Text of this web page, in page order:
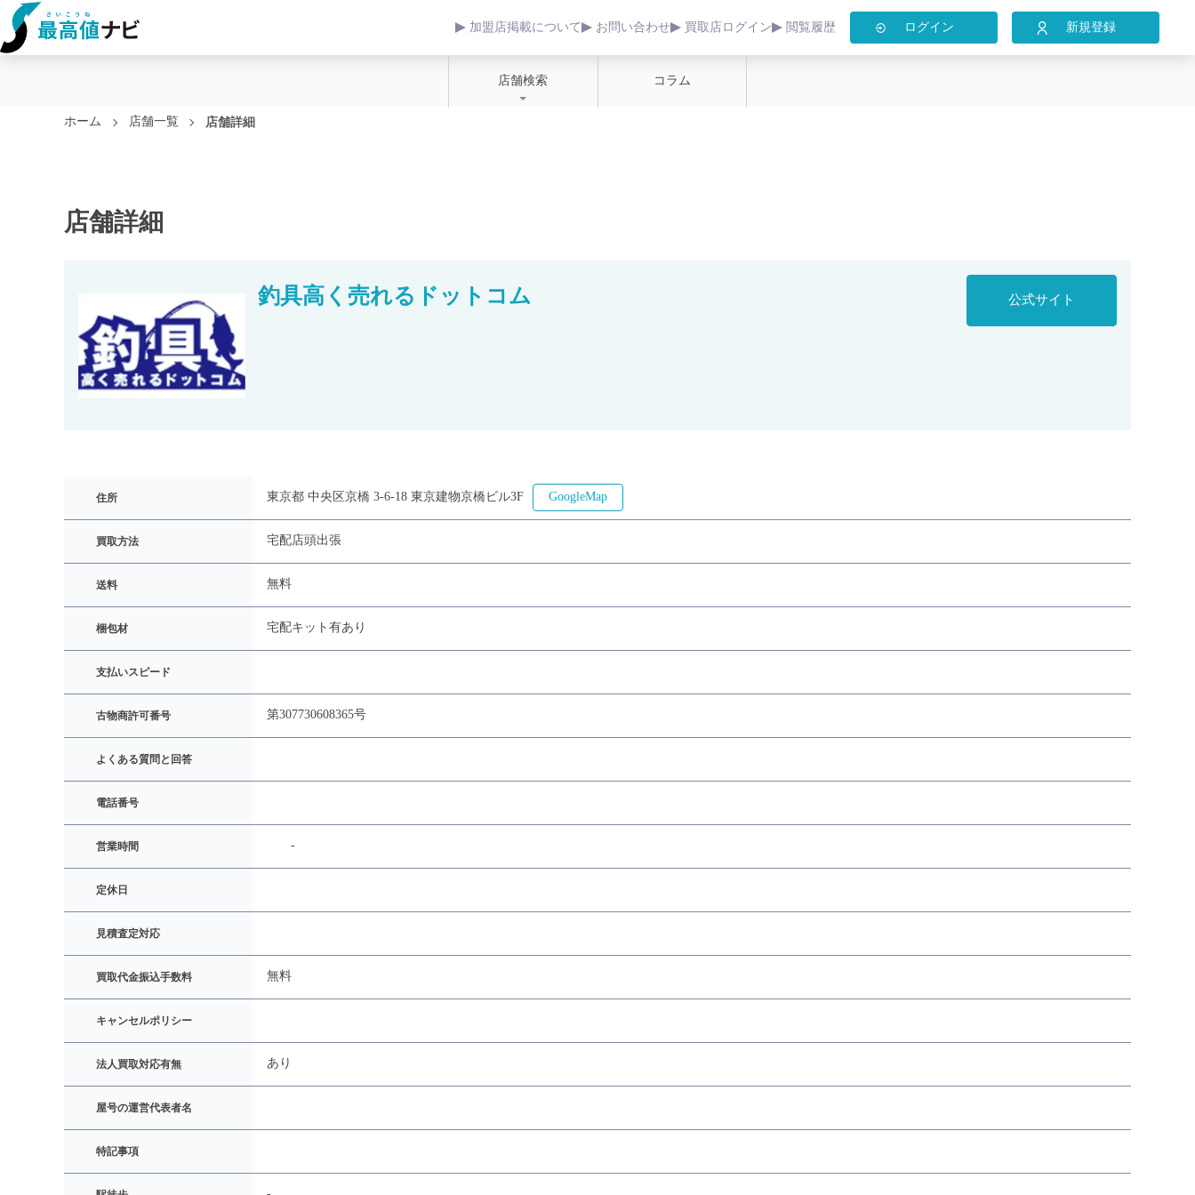
加盟店掲載について お問い合わせ 買取店ログイン 閲覧履歴 ログイン 新規登録
店舗検索 コラム
ホーム 店舗一覧 店舗詳細
店舗詳細
釣具高く売れるドットコム 公式サイト
住所 東京都 中央区京橋 3-6-18 東京建物京橋ビル3F GoogleMap
買取方法 宅配店頭出張
送料 無料
梱包材 宅配キット有あり
支払いスピード
古物商許可番号 第307730608365号
よくある質問と回答
電話番号
営業時間 -
定休日
見積査定対応
買取代金振込手数料 無料
キャンセルポリシー
法人買取対応有無 あり
屋号の運営代表者名
特記事項